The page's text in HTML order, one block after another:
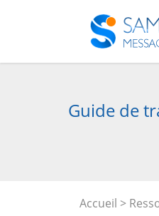
Guide de
Accueil >